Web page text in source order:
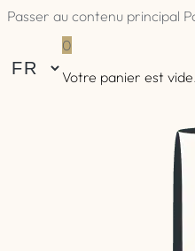
Passer au contenu principal
0
Votre panier est vide.